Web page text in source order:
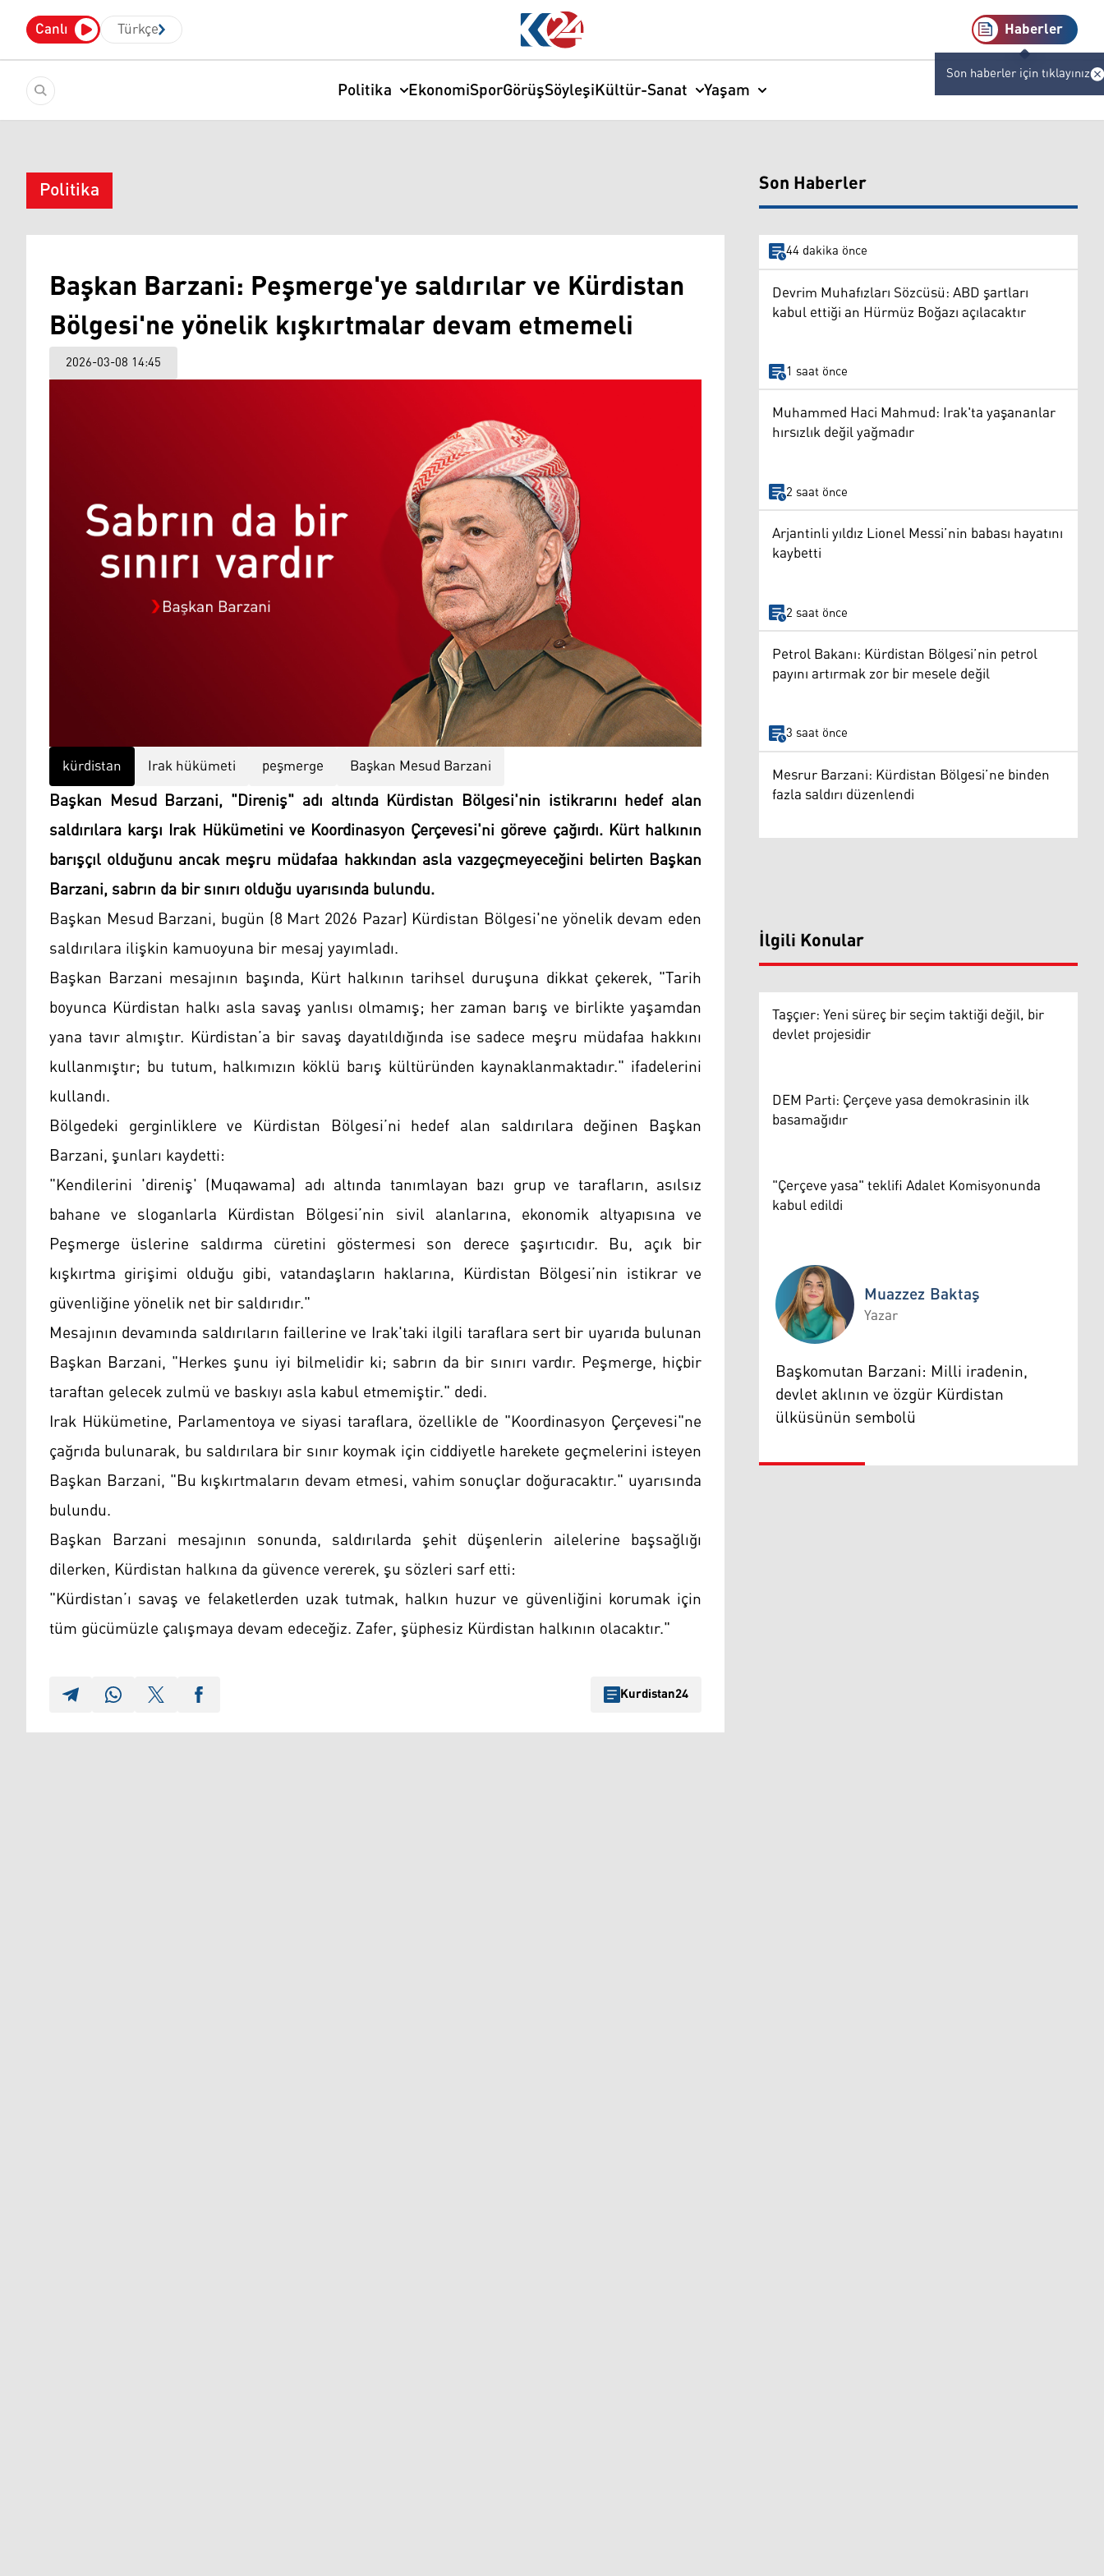
Canlı Türkçe Haberler
Son haberler için tıklayınız
Politika EkonomiSporGörüşSöyleşiKültür-Sanat Yaşam
Politika
Başkan Barzani: Peşmerge'ye saldırılar ve Kürdistan
Bölgesi'ne yönelik kışkırtmalar devam etmemeli
2026-03-08 14:45
kürdistan Irak hükümeti peşmerge Başkan Mesud Barzani
Başkan Mesud Barzani, "Direniş" adı altında Kürdistan Bölgesi'nin istikrarını hedef alan
saldırılara karşı Irak Hükümetini ve Koordinasyon Çerçevesi'ni göreve çağırdı. Kürt halkının
barışçıl olduğunu ancak meşru müdafaa hakkından asla vazgeçmeyeceğini belirten Başkan
Barzani, sabrın da bir sınırı olduğu uyarısında bulundu.
Başkan Mesud Barzani, bugün (8 Mart 2026 Pazar) Kürdistan Bölgesi'ne yönelik devam eden
saldırılara ilişkin kamuoyuna bir mesaj yayımladı.
Başkan Barzani mesajının başında, Kürt halkının tarihsel duruşuna dikkat çekerek, "Tarih
boyunca Kürdistan halkı asla savaş yanlısı olmamış; her zaman barış ve birlikte yaşamdan
yana tavır almıştır. Kürdistan’a bir savaş dayatıldığında ise sadece meşru müdafaa hakkını
kullanmıştır; bu tutum, halkımızın köklü barış kültüründen kaynaklanmaktadır." ifadelerini
kullandı.
Bölgedeki gerginliklere ve Kürdistan Bölgesi’ni hedef alan saldırılara değinen Başkan
Barzani, şunları kaydetti:
"Kendilerini 'direniş' (Muqawama) adı altında tanımlayan bazı grup ve tarafların, asılsız
bahane ve sloganlarla Kürdistan Bölgesi’nin sivil alanlarına, ekonomik altyapısına ve
Peşmerge üslerine saldırma cüretini göstermesi son derece şaşırtıcıdır. Bu, açık bir
kışkırtma girişimi olduğu gibi, vatandaşların haklarına, Kürdistan Bölgesi’nin istikrar ve
güvenliğine yönelik net bir saldırıdır."
Mesajının devamında saldırıların faillerine ve Irak'taki ilgili taraflara sert bir uyarıda bulunan
Başkan Barzani, "Herkes şunu iyi bilmelidir ki; sabrın da bir sınırı vardır. Peşmerge, hiçbir
taraftan gelecek zulmü ve baskıyı asla kabul etmemiştir." dedi.
Irak Hükümetine, Parlamentoya ve siyasi taraflara, özellikle de "Koordinasyon Çerçevesi"ne
çağrıda bulunarak, bu saldırılara bir sınır koymak için ciddiyetle harekete geçmelerini isteyen
Başkan Barzani, "Bu kışkırtmaların devam etmesi, vahim sonuçlar doğuracaktır." uyarısında
bulundu.
Başkan Barzani mesajının sonunda, saldırılarda şehit düşenlerin ailelerine başsağlığı
dilerken, Kürdistan halkına da güvence vererek, şu sözleri sarf etti:
"Kürdistan’ı savaş ve felaketlerden uzak tutmak, halkın huzur ve güvenliğini korumak için
tüm gücümüzle çalışmaya devam edeceğiz. Zafer, şüphesiz Kürdistan halkının olacaktır."
Kurdistan24
Son Haberler
44 dakika önce
Devrim Muhafızları Sözcüsü: ABD şartları
kabul ettiği an Hürmüz Boğazı açılacaktır
1 saat önce
Muhammed Haci Mahmud: Irak'ta yaşananlar
hırsızlık değil yağmadır
2 saat önce
Arjantinli yıldız Lionel Messi’nin babası hayatını
kaybetti
2 saat önce
Petrol Bakanı: Kürdistan Bölgesi’nin petrol
payını artırmak zor bir mesele değil
3 saat önce
Mesrur Barzani: Kürdistan Bölgesi’ne binden
fazla saldırı düzenlendi
İlgili Konular
Taşçıer: Yeni süreç bir seçim taktiği değil, bir
devlet projesidir
DEM Parti: Çerçeve yasa demokrasinin ilk
basamağıdır
"Çerçeve yasa" teklifi Adalet Komisyonunda
kabul edildi
Muazzez Baktaş
Muazzez Baktaş
Yazar
Başkomutan Barzani: Milli iradenin,
devlet aklının ve özgür Kürdistan
ülküsünün sembolü